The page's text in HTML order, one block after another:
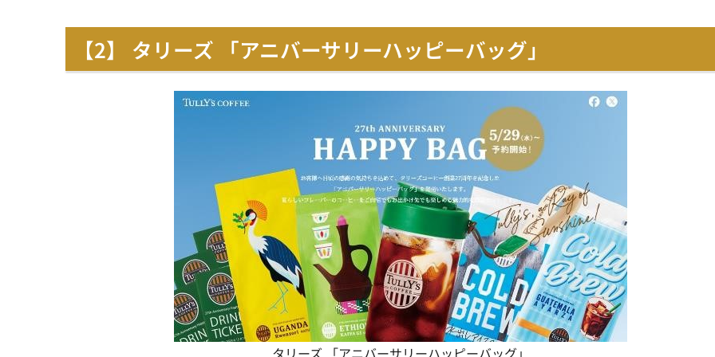
【2】 タリーズ 「アニバーサリーハッピーバッグ」